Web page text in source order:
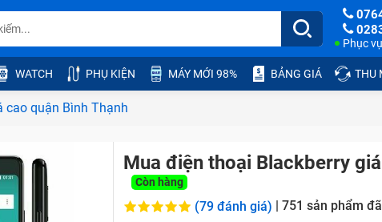
Phục
WATCH PHỤ KIỆN MÁY MỚI 98% BẢNG GIÁ THU
cao quận Bình Thạnh
Mua điện thoại Blackberry
Còn hàng
(79 đánh giá) | 751 sản phẩm